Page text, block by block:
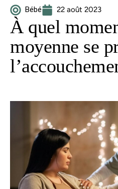
Bébé 22 août 2023
À quel
moyenne se